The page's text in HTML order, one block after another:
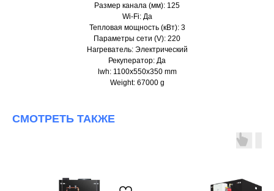
Размер канала (мм): 125
Wi-Fi: Да
Тепловая мощность (кВт): 3
Параметры сети (V): 220
Нагреватель: Электрический
Рекуператор: Да
lwh: 1100x550x350 mm
Weight: 67000 g
СМОТРЕТЬ ТАКЖЕ